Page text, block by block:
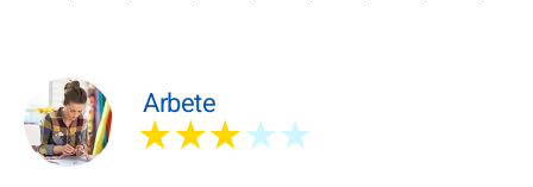
Arbete
★★★★★